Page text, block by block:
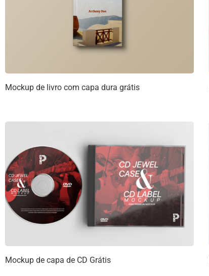
Mockup de livro com capa dura grátis
Mockup de capa de CD Grátis